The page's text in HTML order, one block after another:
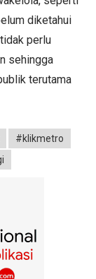
diketahui
perlu
sehingga
terutama
#klikmetro